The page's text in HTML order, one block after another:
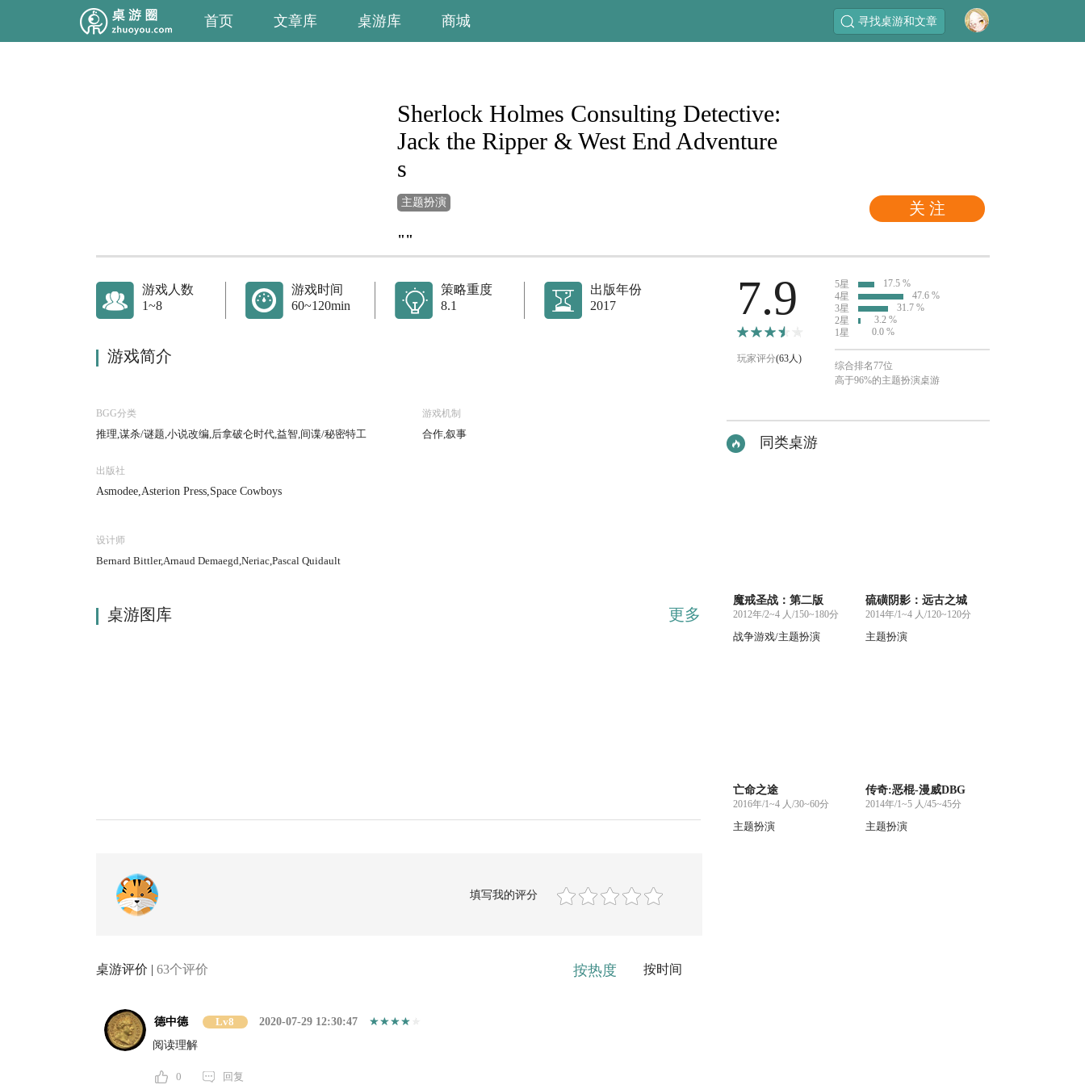
首页 文章库 桌游库 商城 寻找桌游和文章
关 注
Sherlock Holmes Consulting Detective:
Jack the Ripper & West End Adventure
s
主题扮演
""
游戏人数
1~8
游戏时间
60~120min
策略重度
8.1
出版年份
2017
游戏简介
BGG分类
推理,谋杀/谜题,小说改编,后拿破仑时代,益智,间谍/秘密特工
游戏机制
合作,叙事
出版社
Asmodee,Asterion Press,Space Cowboys
设计师
Bernard Bittler,Arnaud Demaegd,Neriac,Pascal Quidault
桌游图库 更多
填写我的评分
桌游评价 | 63个评价 按热度 按时间
德中德 Lv8
2020-07-29 12:30:47
阅读理解
0 回复
7.9
玩家评分(63人)
5星
17.5 %
4星
47.6 %
3星
31.7 %
2星
3.2 %
1星
0.0 %
综合排名77位
高于96%的主题扮演桌游
同类桌游
魔戒圣战：第二版
2012年/2~4 人/150~180分
战争游戏/主题扮演
硫磺阴影：远古之城
2014年/1~4 人/120~120分
主题扮演
亡命之途
2016年/1~4 人/30~60分
主题扮演
传奇:恶棍-漫威DBG
2014年/1~5 人/45~45分
主题扮演